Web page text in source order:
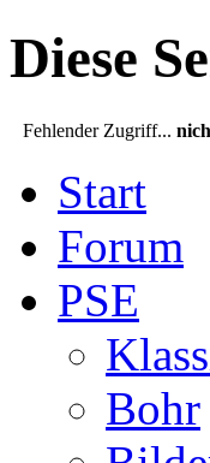
Diese
Fehlender Zugriff...
Start
Forum
PSE
Bohr